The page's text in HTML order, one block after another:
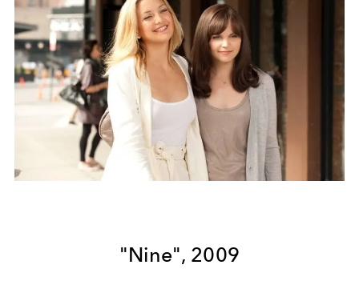
"Nine", 2009